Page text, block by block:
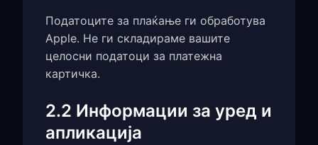
Податоците за плаќање ги обработува
Apple. Не ги складираме вашите
целосни податоци за платежна
картичка.
2.2 Информации за уред и
апликација